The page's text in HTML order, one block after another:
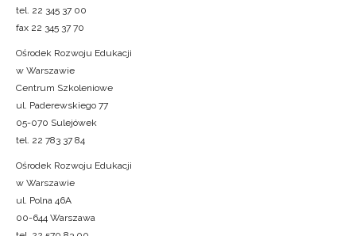
tel. 22 345 37 00
fax 22 345 37 70
Ośrodek Rozwoju Edukacji
w Warszawie
Centrum Szkoleniowe
ul. Paderewskiego 77
05-070 Sulejówek
tel. 22 783 37 84
Ośrodek Rozwoju Edukacji
w Warszawie
ul. Polna 46A
00-644 Warszawa